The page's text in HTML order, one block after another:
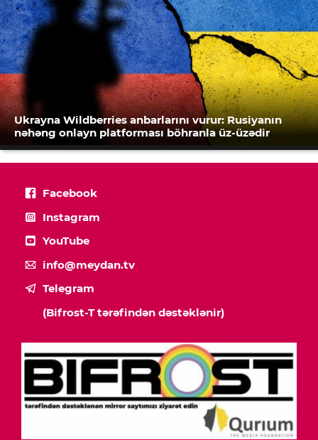
Ukrayna Wildberries anbarlarını vurur: Rusiyanın
nəhəng onlayn platforması böhranla üz-üzədir
Facebook
Instagram
YouTube
info@meydan.tv
Telegram
(Bifrost-T tərəfindən dəstəklənir)